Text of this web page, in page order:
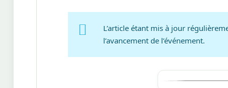
L’article étant mis à jour
l’avancement de l’événement.